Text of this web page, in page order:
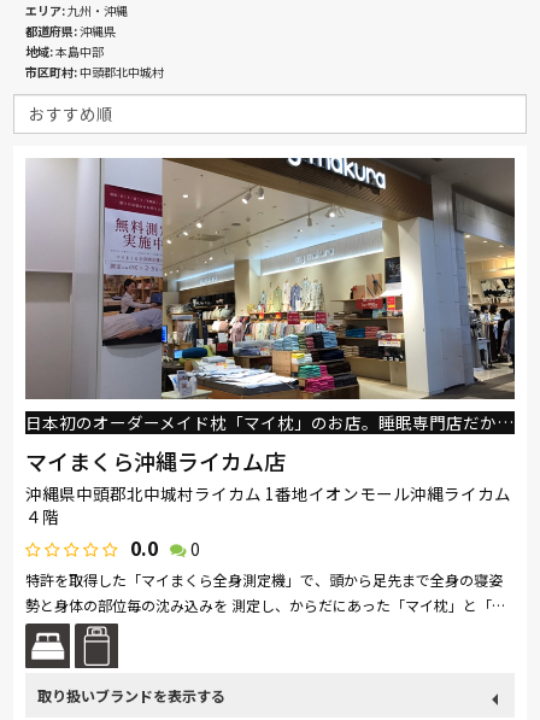
エリア 九州・沖縄
都道府県 沖縄県
地域 本島中部
市区町村 中頭郡北中城村
日本初のオーダーメイド枕「マイ枕」のお店。睡眠専門店だからこそ、悩みやからだにあった眠りをご提案致します。
マイまくら沖縄ライカム店
沖縄県中頭郡北中城村ライカム 1番地イオンモール沖縄ライカム
４階
0.0 0
特許を取得した「マイまくら全身測定機」で、頭から足先まで全身の寝姿
勢と身体の部位毎の沈み込みを 測定し、からだにあった「マイ枕」と「マ
ットレス」をご提案致します。店内は、羽毛ふとん・ベッド・毛布や敷き...
続きを読む